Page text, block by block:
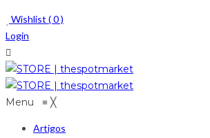
Wishlist (0)
Login
Menu ≡ ╳
Artigos